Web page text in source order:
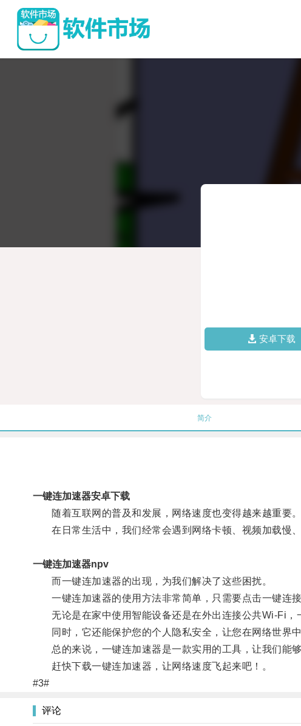
安卓下载
简介
一键连加速器安卓下载
随着互联网的普及和发展，网络速度也变得越来越重要。
在日常生活中，我们经常会遇到网络卡顿、视频加载慢、
一键连加速器npv
而一键连加速器的出现，为我们解决了这些困扰。
一键连加速器的使用方法非常简单，只需要点击一键连接
无论是在家中使用智能设备还是在外出连接公共Wi-Fi，
同时，它还能保护您的个人隐私安全，让您在网络世界中
总的来说，一键连加速器是一款实用的工具，让我们能够
赶快下载一键连加速器，让网络速度飞起来吧！。
#3#
评论